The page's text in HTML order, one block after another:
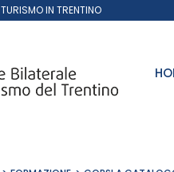
IN TRENTINO